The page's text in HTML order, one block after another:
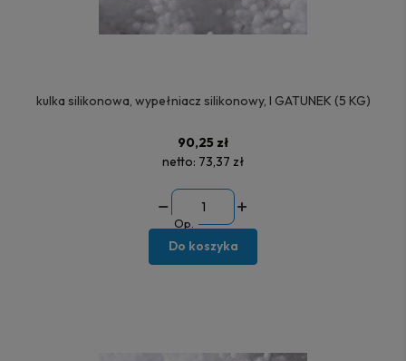
kulka silikonowa, wypełniacz silikonowy, I GATUNEK (5 KG)
90,25 zł
netto: 73,37 zł
Op.
Do koszyka